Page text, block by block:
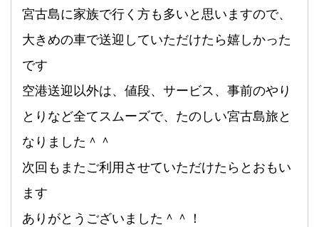
宮古島に家族で行く方も多いと思いますので、
大きめの車で送迎していただけたら嬉しかった
です
空港送迎以外は、値段、サービス、事前のやり
とりなど全てスムーズで、たのしい宮古島旅と
なりました＾＾
次回もまたご利用させていただけたらとおもい
ます
ありがとうございました＾＾！